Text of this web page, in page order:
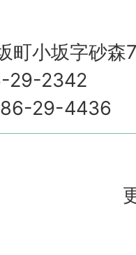
町小坂字砂森
29-2342
29-4436